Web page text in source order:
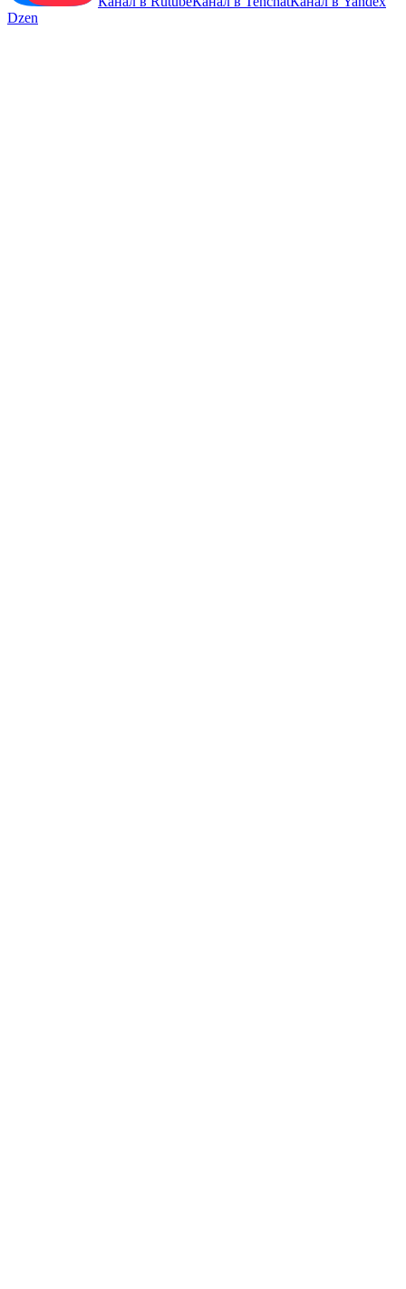
Dzen